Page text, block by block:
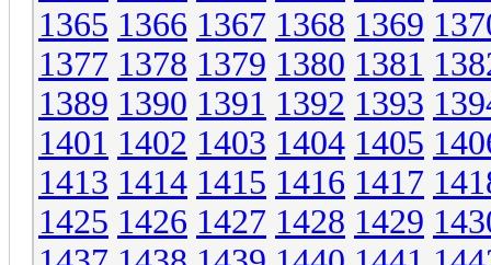
1365 1366 1367 1368 1369
1377 1378 1379 1380 1381
1389 1390 1391 1392 1393
1401 1402 1403 1404 1405
1413 1414 1415 1416 1417
1425 1426 1427 1428 1429